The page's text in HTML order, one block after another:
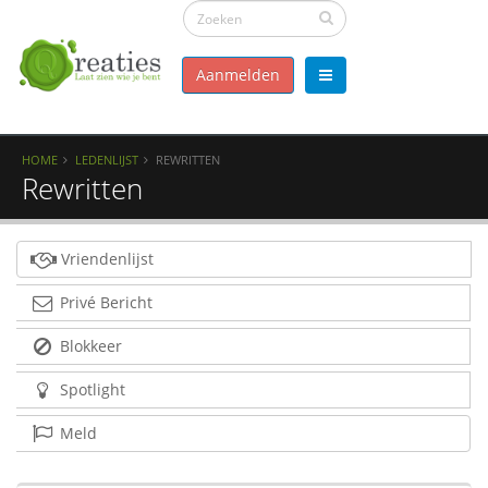
Aanmelden
HOME LEDENLIJST REWRITTEN
Rewritten
Vriendenlijst
Privé Bericht
Blokkeer
Spotlight
Meld